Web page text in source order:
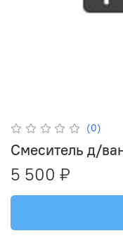
(0)
Смеситель д/
5 500 ₽